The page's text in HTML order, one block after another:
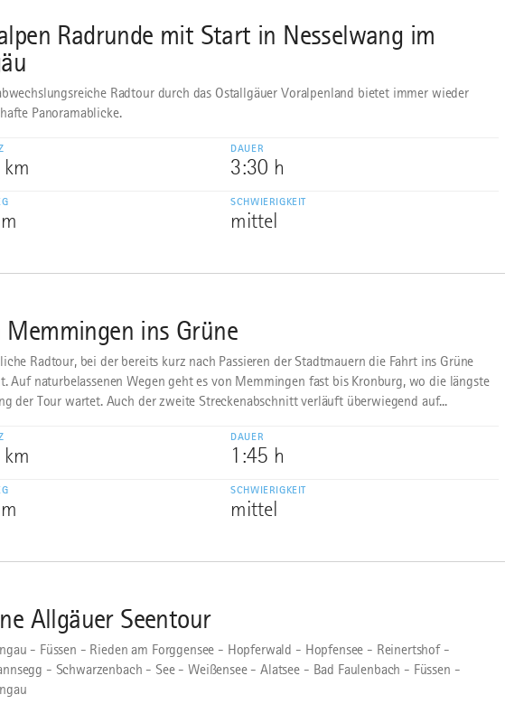
Radrunde mit Start in Nesselwang im
Radtour durch das Ostallgäuer Voralpenland bietet immer wieder
Panoramablicke.
DAUER
3:30 h
SCHWIERIGKEIT
mittel
Memmingen ins Grüne
Radtour, bei der bereits kurz nach Passieren der Stadtmauern die Fahrt ins Grüne
Auf naturbelassenen Wegen geht es von Memmingen fast bis Kronburg, wo die längste
der Tour wartet. Auch der zweite Streckenabschnitt verläuft überwiegend auf...
DAUER
1:45 h
SCHWIERIGKEIT
mittel
Allgäuer Seentour
- Füssen - Rieden am Forggensee - Hopferwald - Hopfensee - Reinertshof -
- Schwarzenbach - See - Weißensee - Alatsee - Bad Faulenbach - Füssen -